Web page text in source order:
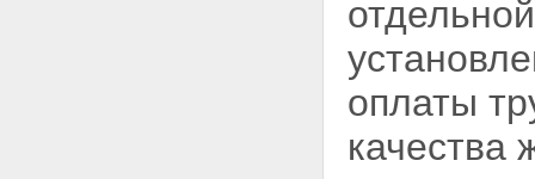
оплаты
качества